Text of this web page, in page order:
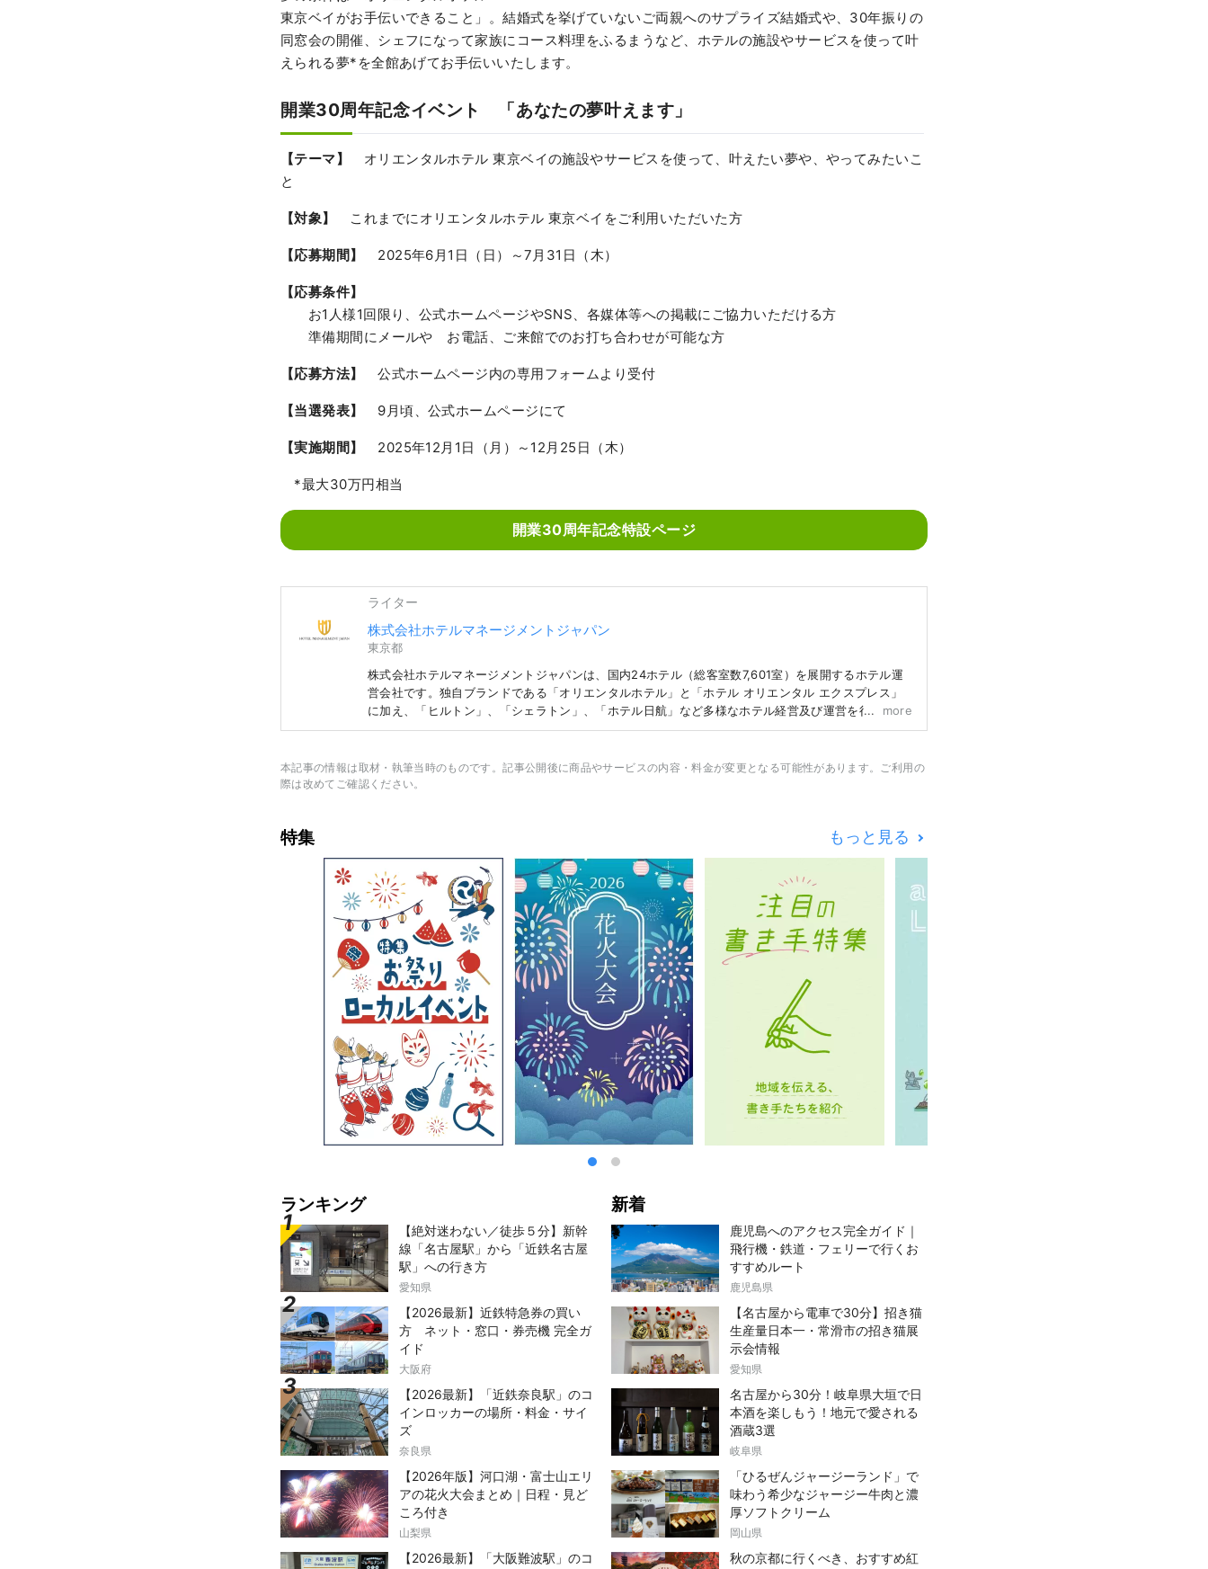
東京ベイがお手伝いできること」。結婚式を挙げていないご両親へのサプライズ結婚式や、30年振りの
同窓会の開催、シェフになって家族にコース料理をふるまうなど、ホテルの施設やサービスを使って叶
えられる夢*を全館あげてお手伝いいたします。
開業30周年記念イベント 「あなたの夢叶えます」
【テーマ】 オリエンタルホテル 東京ベイの施設やサービスを使って、叶えたい夢や、やってみたいこ
と
【対象】 これまでにオリエンタルホテル 東京ベイをご利用いただいた方
【応募期間】 2025年6月1日（日）～7月31日（木）
【応募条件】
お1人様1回限り、公式ホームページやSNS、各媒体等への掲載にご協力いただける方
準備期間にメールや お電話、ご来館でのお打ち合わせが可能な方
【応募方法】公式ホームページ内の専用フォームより受付
【当選発表】 9月頃、公式ホームページにて
【実施期間】 2025年12月1日（月）～12月25日（木）
*最大30万円相当
開業30周年記念特設ページ
ライター
株式会社ホテルマネージメントジャパン
東京都
株式会社ホテルマネージメントジャパンは、国内24ホテル（総客室数7,601室）を展開するホテル運
営会社です。独自ブランドである「オリエンタルホテル」と「ホテル オリエンタル エクスプレス」
に加え、「ヒルトン」、「シェラトン」、「ホテル日航」など多様なホテル経営及び運営を行ってい
ます。
more
本記事の情報は取材・執筆当時のものです。記事公開後に商品やサービスの内容・料金が変更となる可能性があります。ご利用の
際は改めてご確認ください。
特集 もっと見る
ランキング
【絶対迷わない／徒歩５分】新幹
線「名古屋駅」から「近鉄名古屋
駅」への行き方
愛知県
【2026最新】近鉄特急券の買い
方 ネット・窓口・券売機 完全ガ
イド
大阪府
【2026最新】「近鉄奈良駅」のコ
インロッカーの場所・料金・サイ
ズ
奈良県
【2026年版】河口湖・富士山エリ
アの花火大会まとめ｜日程・見ど
ころ付き
山梨県
【2026最新】「大阪難波駅」のコ
新着
鹿児島へのアクセス完全ガイド｜
飛行機・鉄道・フェリーで行くお
すすめルート
鹿児島県
【名古屋から電車で30分】招き猫
生産量日本一・常滑市の招き猫展
示会情報
愛知県
名古屋から30分！岐阜県大垣で日
本酒を楽しもう！地元で愛される
酒蔵3選
岐阜県
「ひるぜんジャージーランド」で
味わう希少なジャージー牛肉と濃
厚ソフトクリーム
岡山県
秋の京都に行くべき、おすすめ紅